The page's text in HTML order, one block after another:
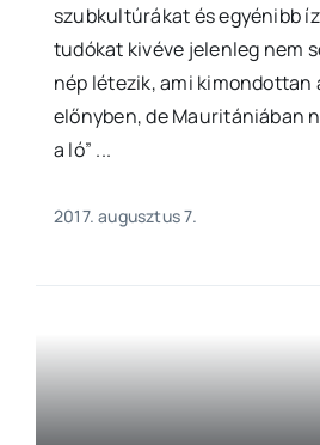
szubkultúrákat és egyénibb
tudókat kivéve jelenleg nem
nép létezik, ami kimondottan
előnyben, de Mauritániában
a ló” ...
2017. augusztus 7.